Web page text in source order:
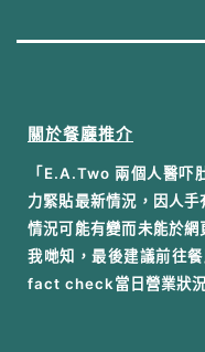
關於餐廳推介
「E.A.Two 兩個人醫吓
力緊貼最新情況，因人
情況可能有變而未能於
我哋知，最後建議前往
fact check當日營業狀況